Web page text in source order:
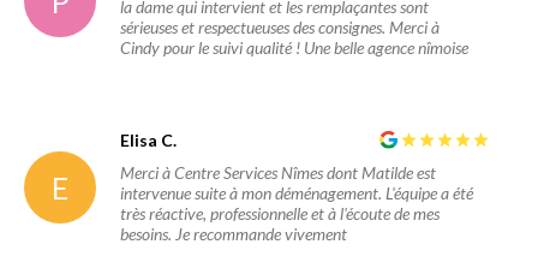
la dame qui intervient et les remplaçantes sont
sérieuses et respectueuses des consignes. Merci à
Cindy pour le suivi qualité ! Une belle agence nîmoise
E
Elisa C.
Merci à Centre Services Nîmes dont Matilde est
intervenue suite à mon déménagement. L'équipe a été
très réactive, professionnelle et à l'écoute de mes
besoins. Je recommande vivement